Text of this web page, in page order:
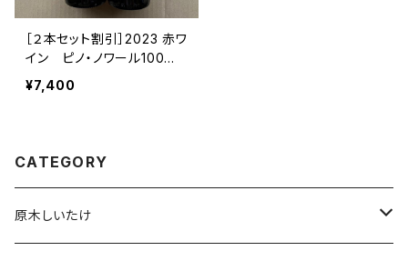
［２本セット割引］2023 赤ワ
イン ピノ・ノワール100％
１本 と 2022 ロ
ゼ １本
¥7,400
CATEGORY
原木しいたけ